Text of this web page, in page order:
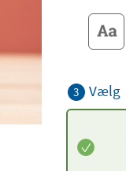
3 Vælg